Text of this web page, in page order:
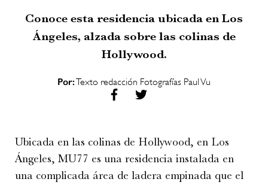
Conoce esta residencia ubicada en Los
Ángeles, alzada sobre las colinas de
Hollywood.
Por:Texto redacción Fotografías Paul Vu
Ubicada en las colinas de Hollywood, en Los
Ángeles, MU77 es una residencia instalada en
una complicada área de ladera empinada que el